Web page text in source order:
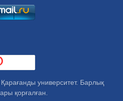
университет. Барлық
қорғалған.